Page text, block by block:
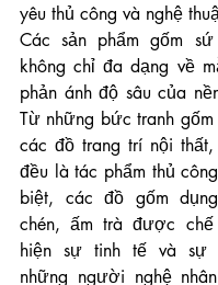
yêu thủ công và nghệ
Các sản phẩm gốm
không chỉ đa dạng về
phản ánh độ sâu của
Từ những bức tranh
các đồ trang trí nội thất,
đều là tác phẩm thủ
biệt, các đồ gốm
chén, ấm trà được
hiện sự tinh tế và sự
những người nghệ